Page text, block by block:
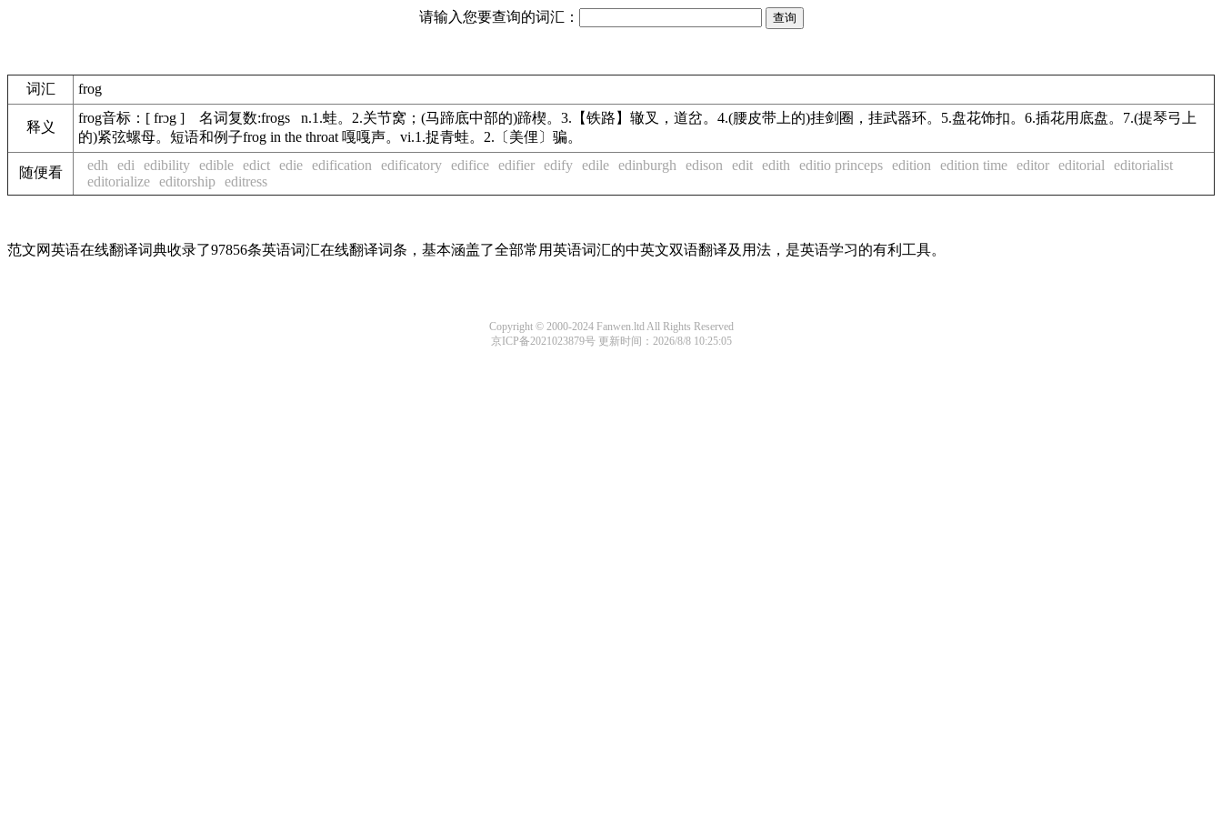
请输入您要查询的词汇：
词汇 frog
释义
frog音标：[ frɔg ] 名词复数:frogs n.1.蛙。2.关节窝；(马蹄底中部的)蹄楔。3.【铁路】辙叉，道岔。4.(腰皮带上的)挂剑圈，挂武器环。5.盘花饰扣。6.插花用底盘。7.(提琴弓上
的)紧弦螺母。短语和例子frog in the throat 嘎嘎声。vi.1.捉青蛙。2.〔美俚〕骗。
随便看 edh edi edibility edible edict edie edification edificatory edifice edifier edify edile edinburgh edison edit edith editio princeps edition edition time editor editorial
editorialist
editorialize editorship editress
范文网英语在线翻译词典收录了97856条英语词汇在线翻译词条，基本涵盖了全部常用英语词汇的中英文双语翻译及用法，是英语学习的有利工具。
Copyright © 2000-2024 Fanwen.ltd All Rights Reserved
京ICP备2021023879号更新时间：2026/8/8 10:25:05